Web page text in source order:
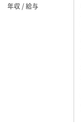
年収 / 給与